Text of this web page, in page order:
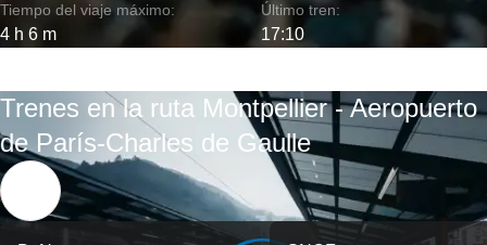
Tiempo del viaje máximo:
4 h 6 m
Último tren:
17:10
Trenes en la ruta Montpellier - Aeropuerto
de París-Charles de Gaulle